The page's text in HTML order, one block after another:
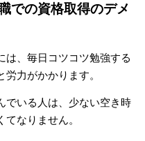
での資格取得のデメ
は、毎日コツコツ勉強する
力がかかります。
でいる人は、少ない空き時
なりません。